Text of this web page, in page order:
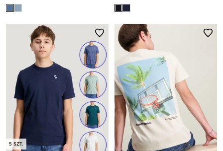
5 SZT.